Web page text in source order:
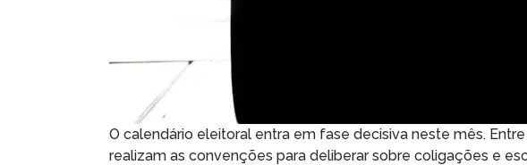
O calendário eleitoral entra em fase decisiva neste mês.
realizam as convenções para deliberar sobre coligações e